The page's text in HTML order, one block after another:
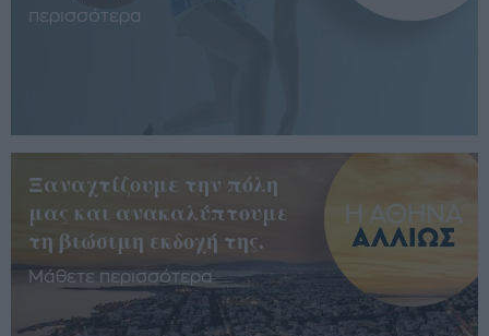
περισσότερα
Ξαναχτίζουμε την πόλη
μας και ανακαλύπτουμε
τη βιώσιμη εκδοχή της.
Μάθετε περισσότερα